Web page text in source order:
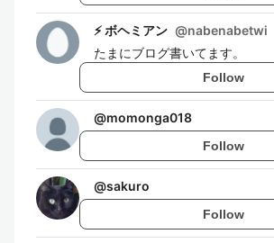
⚡ ボヘミアン @nabenabetwi
たまにブログ書いてます。
Follow
@momonga018
Follow
@sakuro
Follow